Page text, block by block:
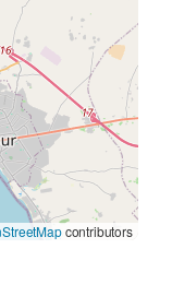
contributors